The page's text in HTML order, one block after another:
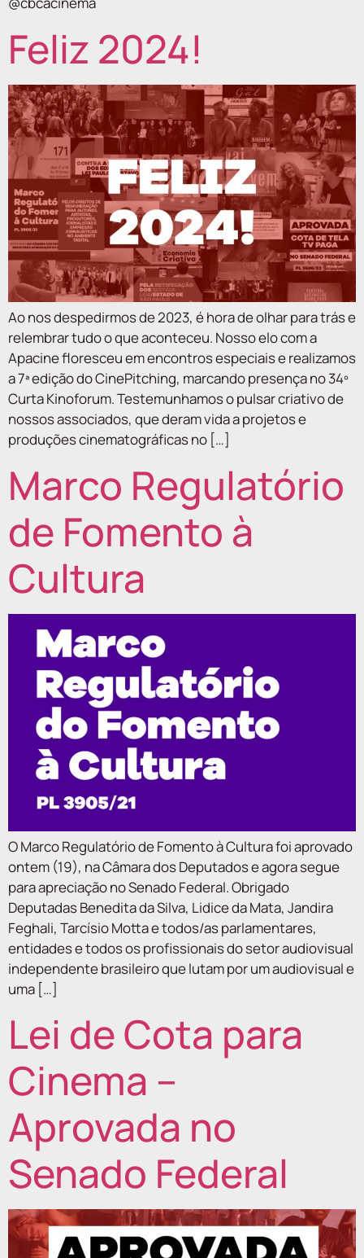
Feliz 2024!
Ao nos despedirmos de 2023, é hora de olhar para trás e
relembrar tudo o que aconteceu. Nosso elo com a
Apacine floresceu em encontros especiais e realizamos
a 7ª edição do CinePitching, marcando presença no 34º
Curta Kinoforum. Testemunhamos o pulsar criativo de
nossos associados, que deram vida a projetos e
produções cinematográficas no […]
Marco Regulatório
de Fomento à
Cultura
O Marco Regulatório de Fomento à Cultura foi aprovado
ontem (19), na Câmara dos Deputados e agora segue
para apreciação no Senado Federal. Obrigado
Deputadas Benedita da Silva, Lidice da Mata, Jandira
Feghali, Tarcísio Motta e todos/as parlamentares,
entidades e todos os profissionais do setor audiovisual
independente brasileiro que lutam por um audiovisual e
uma […]
Lei de Cota para
Cinema –
Aprovada no
Senado Federal